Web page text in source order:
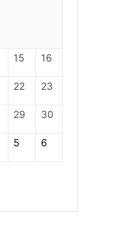
15 16
22 23
29 30
5 6